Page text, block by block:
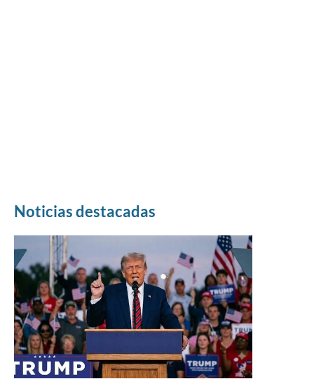
Noticias destacadas